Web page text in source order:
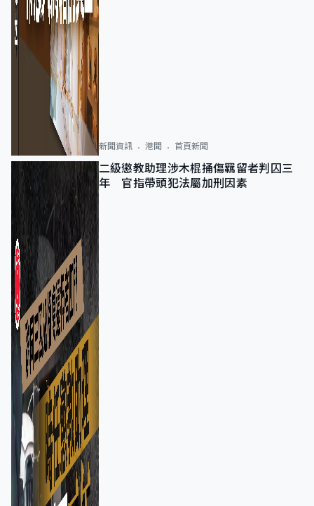
新聞資訊 港聞 首頁新聞
二級懲教助理涉木棍捅傷羈留者判囚三
年 官指帶頭犯法屬加刑因素